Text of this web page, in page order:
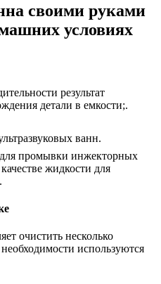
своими руками
условиях
результат
детали в емкости;.
ванн.
для промывки инжекторных
жидкости для
очистить несколько
используются